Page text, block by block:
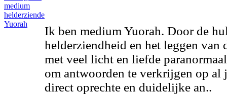
Ik ben medium Yuorah. Door de
helderziendheid en het leggen van
met veel licht en liefde
om antwoorden te verkrijgen op al
direct oprechte en duidelijke an..